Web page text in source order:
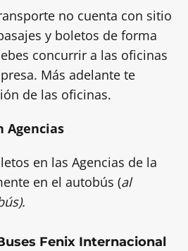
no cuenta con sitio
y boletos de forma
concurrir a las oficinas
Más adelante te
de las oficinas.
Agencias
en las Agencias de la
en el autobús (al
Fenix Internacional